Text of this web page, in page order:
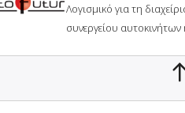
Λογισμικό για τη
συνεργείου